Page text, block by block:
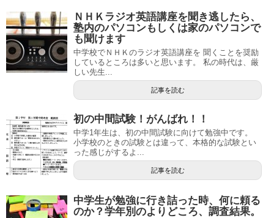
ＮＨＫラジオ英語講座を聞き逃したら、
塾内のパソコンもしくは家のパソコンで
も聞けます
中学校でＮＨＫのラジオ英語講座を 聞くことを奨励
しているところは多いと思います。 私の時代は、厳
しい先生...
記事を読む
初の中間試験！がんばれ！！
中学1年生は、初の中間試験に向けて勉強中です。
小学校のときの試験とは違って、本格的な試験とい
った感じがするよ...
記事を読む
中学生が勉強に行き詰った時、何に頼る
のか？学年別のよりどころ、調査結果。